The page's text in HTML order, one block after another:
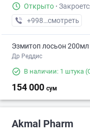
Открыто ·
+998 (88) XXX-XX-
смотреть
Эзмитоп лосьон 200мл
Др Реддис
В наличии: 1 штука
154 000 сум
Akmal Pharm